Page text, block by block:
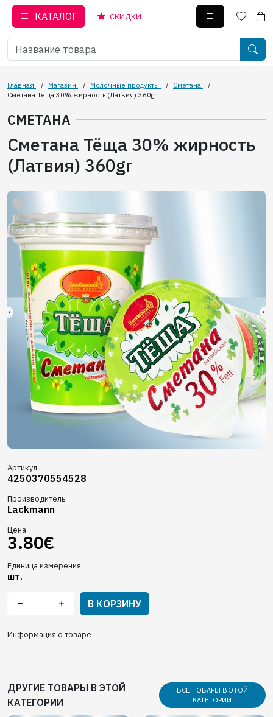
КАТАЛОГ СКИДКИ
Главная / Магазин / Молочные продукты / Сметана
/
Сметана Тёща 30% жирность (Латвия) 360gr
СМЕТАНА
Сметана Тёща 30% жирность
(Латвия) 360gr
Артикул
4250370554528
Производитель
Lackmann
Цена
3.80€
Единица измерения
шт.
В КОРЗИНУ
Информация о товаре
ДРУГИЕ ТОВАРЫ В ЭТОЙ
КАТЕГОРИИ
ВСЕ ТОВАРЫ В ЭТОЙ
КАТЕГОРИИ